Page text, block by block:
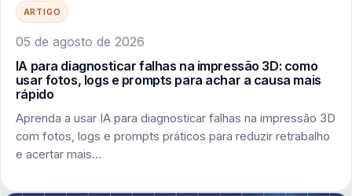
ARTIGO
05 de agosto de 2026
IA para diagnosticar falhas na impressão 3D: como
usar fotos, logs e prompts para achar a causa mais
rápido
Aprenda a usar IA para diagnosticar falhas na impressão 3D
com fotos, logs e prompts práticos para reduzir retrabalho
e acertar mais…